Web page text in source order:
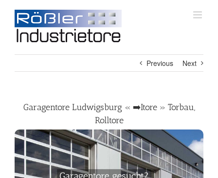
content
Previous Next
Garagentore Ludwigsburg « ➡️Itore » Torbau,
Rolltore